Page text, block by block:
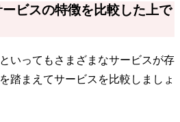
ビスの特徴を比較した上で
いってもさまざまなサービスが存
踏まえてサービスを比較しましょ